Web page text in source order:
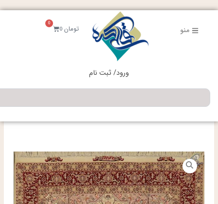
رفتن
منو تومان0
0
سبد
خرید
ورود/ ثبت نام
جستجو